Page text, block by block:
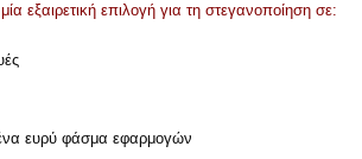
εξαιρετική επιλογή για τη στεγανοποίηση σε:
ευρύ φάσμα εφαρμογών